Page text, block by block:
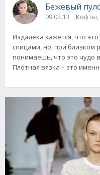
Бежевый
09.02.13 Кофты,
Издалека кажется, что
спицами, но, при близком
понимаешь, что это чудо
Плотная вязка – это